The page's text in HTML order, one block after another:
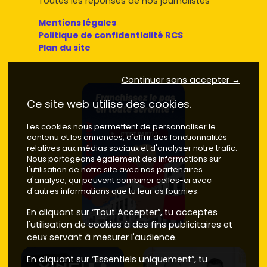
À Fort-de-France, l'offre neuve s'adapte à différents
usages. Voici les formats qui reviennent le plus souvent.
Studios et T2: parfaits pour étudiants, jeunes actifs
ou primo-investisseurs. Près ducentre-ville, duCHU
Étang Z'Abricots, ils offrent des loyers réguliers
et un ticket d'entrée plus accessible. Bon combo si tu
veux démarrer uninvestissement locatif
T3 et T4: pensés pour la vie de famille, souvent avec
balcon,ventilation traversanteet rangements
optimisés. Sur les hauteurs deDidieretClunyou vers
laRedoute, tu profites d'un environnement
résidentiel, verdoyant et d'un quotidien pratique
(écoles, commerces, axes rapides).
sur la baie , terrasses généreuses, équipements
performants. On les retrouve notamment à proximité
de lamarina d'Étang Z'Abricotset sur certains
coteaux offrant des panoramas dégagés.
Mentions légales
Politique de confidentialité RCS
Plan du site
Continuer sans accepter →
Ce site web utilise des cookies.
Les cookies nous permettent de personnaliser le
contenu et les annonces, d'offrir des fonctionnalités
relatives aux médias sociaux et d'analyser notre trafic.
Nous partageons également des informations sur
l'utilisation de notre site avec nos partenaires
d'analyse, qui peuvent combiner celles-ci avec
d'autres informations que tu leur as fournies.
En cliquant sur “Tout Accepter”, tu acceptes
l'utilisation de cookies à des fins publicitaires et
ceux servant à mesurer l'audience.
En cliquant sur “Essentiels uniquement”, tu